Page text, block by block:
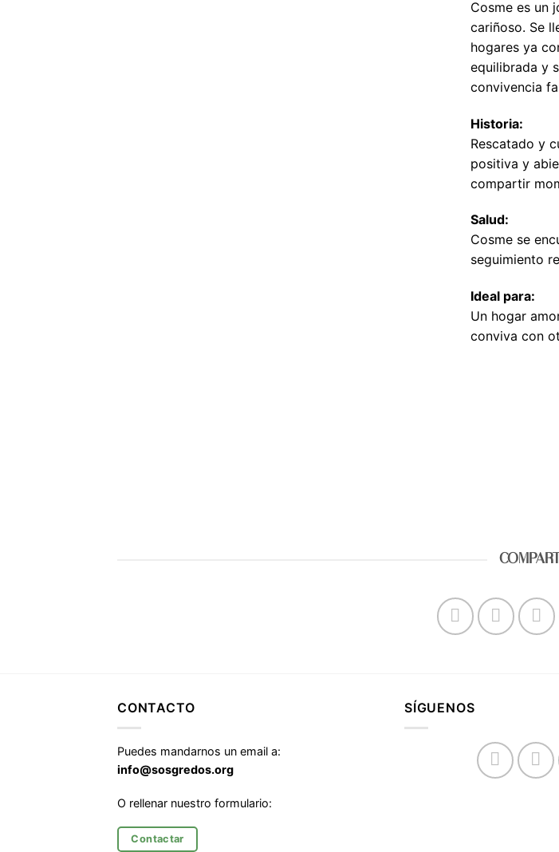
Cosme es un
cariñoso. Se
hogares ya
equilibrada y
convivencia
Historia:
Rescatado y
positiva y
compartir
Salud:
Cosme se
seguimiento
Ideal para:
Un hogar
conviva con
CONTACTO
Puedes mandarnos un email a:
info@sosgredos.org
O rellenar nuestro formulario:
Contactar
SÍGUENOS